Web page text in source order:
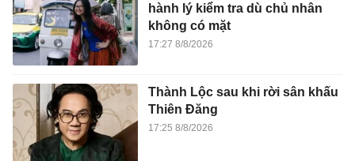
hành lý kiểm tra dù chủ nhân
không có mặt
17:27 8/8/2026
Thành Lộc sau khi rời sân khấu
Thiên Đăng
17:25 8/8/2026